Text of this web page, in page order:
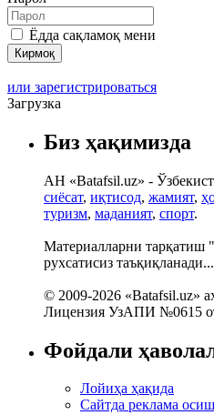
Ёдда сақламоқ мени
или зарегистрироваться
Загрузка
Биз ҳақимизда
АН «Batafsil.uz» -
сиёсат, иқтисод, жамият,
туризм, маданият, спорт.
Материалларни тарқатиш
рухсатисиз таъқиқланади...
© 2009-2026 «Batafsil.uz»
Лицензия УзАПИ №0615
Фойдали
Лойиҳа ҳақида
Сайтда реклама осиш